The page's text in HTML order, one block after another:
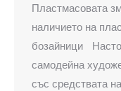
Пластмасовата
наличието на
бозайници
самодейна
със средствата